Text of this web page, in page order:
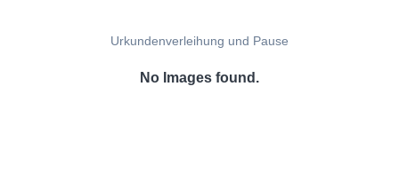
Urkundenverleihung und Pause
No Images found.